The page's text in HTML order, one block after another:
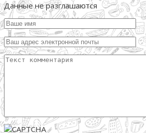
Данные не разглашаются